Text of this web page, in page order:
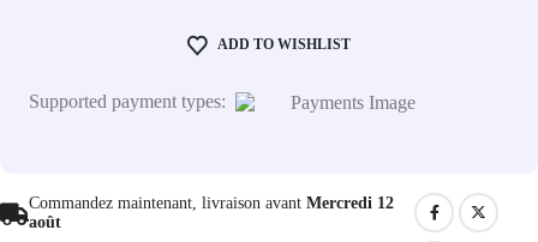
ADD TO WISHLIST
Supported payment types:
Commandez maintenant, livraison avant Mercredi 12
août